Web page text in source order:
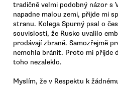
tradičně velmi podobný názor s
napadne malou zemi, přijde mi
stranu. Kolega Spurný psal o
souvislosti, že Rusko uvalilo
prodávají zbraně. Samozřejmě
nemohla bránit. Proto mi přijde
toho nezaleklo.
Myslím, že v Respektu k